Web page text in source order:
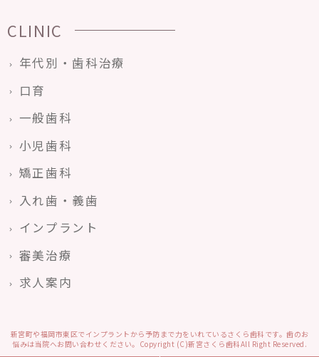
CLINIC
年代別・歯科治療
口育
一般歯科
小児歯科
矯正歯科
入れ歯・義歯
インプラント
審美治療
求人案内
新宮町や福岡市東区でインプラントから予防まで力をいれているさくら歯科です。歯のお
悩みは当院へお問い合わせください。Copyright (C)新宮さくら歯科All Right Reserved.